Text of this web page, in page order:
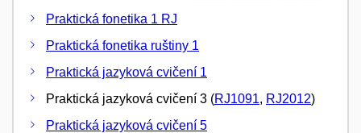
Praktická fonetika 1 RJ
Praktická fonetika ruštiny 1
Praktická jazyková cvičení 1
Praktická jazyková cvičení 3 (RJ1091, RJ2012)
Praktická jazyková cvičení 5